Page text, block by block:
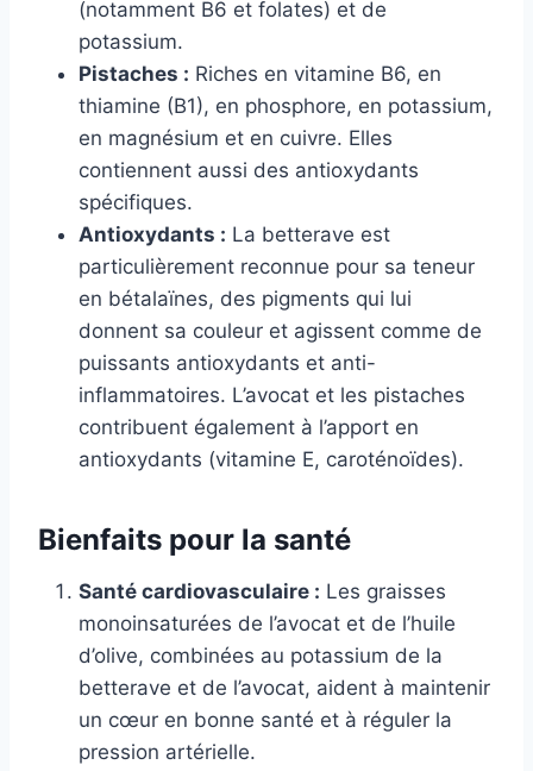
(notamment B6 et folates) et de
potassium.
Pistaches : Riches en vitamine B6, en
thiamine (B1), en phosphore, en potassium,
en magnésium et en cuivre. Elles
contiennent aussi des antioxydants
spécifiques.
Antioxydants : La betterave est
particulièrement reconnue pour sa teneur
en bétalaïnes, des pigments qui lui
donnent sa couleur et agissent comme de
puissants antioxydants et anti-
inflammatoires. L’avocat et les pistaches
contribuent également à l’apport en
antioxydants (vitamine E, caroténoïdes).
Bienfaits pour la santé
Santé cardiovasculaire : Les graisses
monoinsaturées de l’avocat et de l’huile
d’olive, combinées au potassium de la
betterave et de l’avocat, aident à maintenir
un cœur en bonne santé et à réguler la
pression artérielle.